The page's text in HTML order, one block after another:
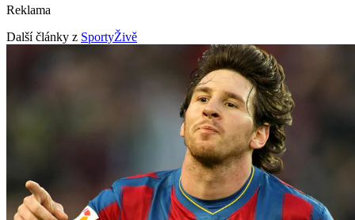
Reklama
Další články z SportyŽivě